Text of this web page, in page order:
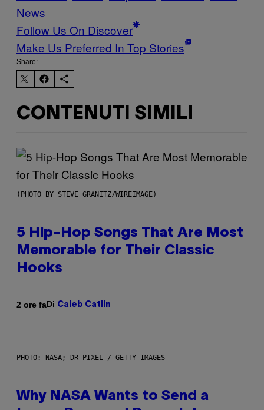
News
Follow Us On Discover
Make Us Preferred In Top Stories
Share:
CONTENUTI SIMILI
(PHOTO BY STEVE GRANITZ/WIREIMAGE)
5 Hip-Hop Songs That Are Most
Memorable for Their Classic
Hooks
2 ore faDi Caleb Catlin
PHOTO: NASA; DR PIXEL / GETTY IMAGES
Why NASA Wants to Send a